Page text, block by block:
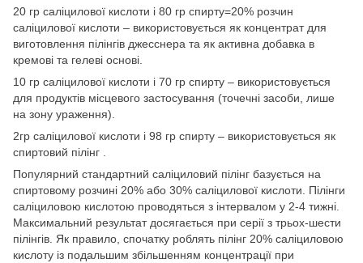
20 гр саліцилової кислоти і 80 гр спирту=20% розчин
саліцилової кислоти – використовується як концентрат для
виготовлення пілінгів джесснера та як активна добавка в
кремові та гелеві основі.
10 гр саліцилової кислоти і 70 гр спирту – використовується
для продуктів місцевого застосування (точечні засоби, лише
на зону ураження).
2гр саліцилової кислоти і 98 гр спирту – використовується як
спиртовий пілінг .
Популярний стандартний саліциловий пілінг базується на
спиртовому розчині 20% або 30% саліцилової кислоти. Пілінги
саліциловою кислотою проводяться з інтервалом у 2-4 тижні.
Максимальний результат досягається при серії з трьох-шести
пілінгів. Як правило, спочатку роблять пілінг 20% саліциловою
кислоту із подальшим збільшенням концентрації при